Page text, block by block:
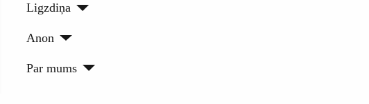
Ligzdiņa
Anon
Par mums